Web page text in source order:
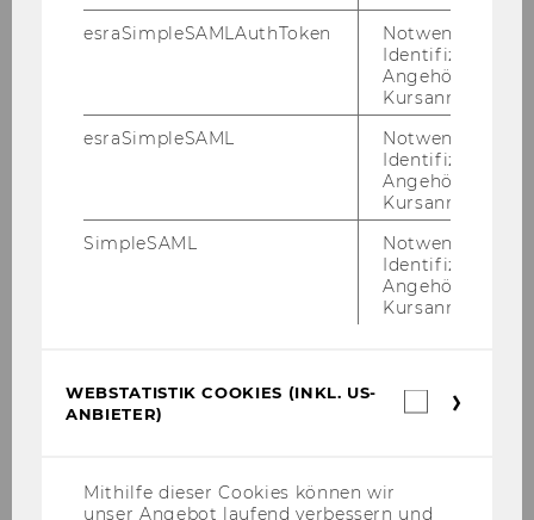
Anerkennung von Prüfungen und Learning
Double degree programs (bachelor & master)
International Short Programs for WU students
Your sustainable exchange stay abroad
Financial planning for experiences abroad
Partner universities
esraSimpleSAMLAuthToken
Notwendig zur
Identifizierung
Angehörige/r für
Kursanmeldung.
esraSimpleSAML
Notwendig zur
Identifizierung
Angehörige/r für
Kursanmeldung.
SimpleSAML
Notwendig zur
Identifizierung
Angehörige/r für
Kursanmeldung.
WEBSTATISTIK COOKIES (INKL. US-
ANBIETER)
Mithilfe dieser Cookies können wir
unser Angebot laufend verbessern und